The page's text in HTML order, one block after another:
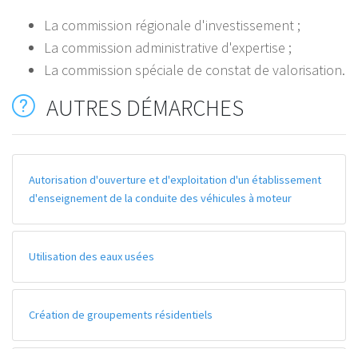
La commission régionale d'investissement ;
La commission administrative d'expertise ;
La commission spéciale de constat de valorisation.
AUTRES DÉMARCHES
Autorisation d'ouverture et d'exploitation d'un établissement
d'enseignement de la conduite des véhicules à moteur
Utilisation des eaux usées
Création de groupements résidentiels